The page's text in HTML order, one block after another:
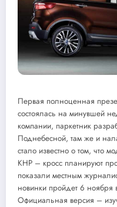
Первая полноценная
состоялась на минувшей
компании, паркетник
Поднебесной, там же и
стало известно о том, что
КНР – кросс планируют
показали местным
новинки пройдет 6 ноября
Официальная версия –